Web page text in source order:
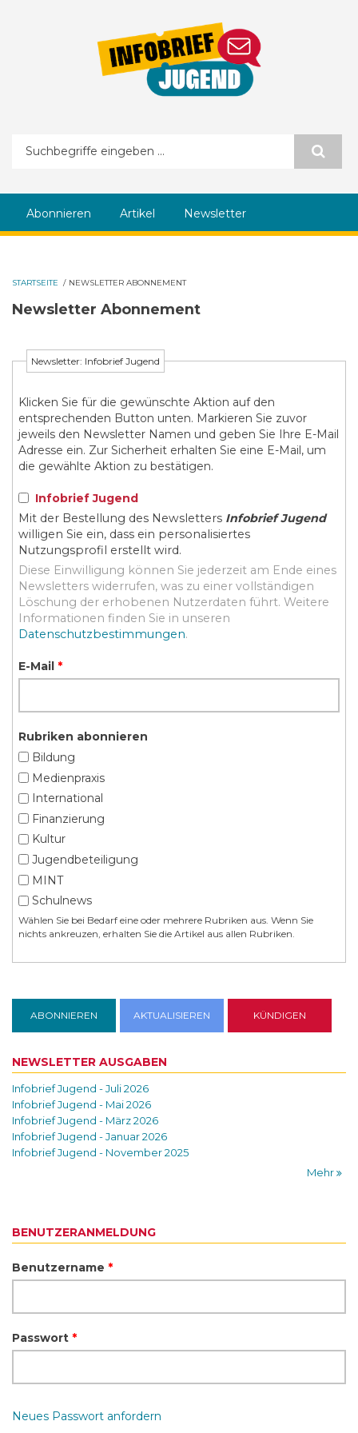
Suchformular
Abonnieren Artikel Newsletter
STARTSEITE / NEWSLETTER ABONNEMENT
Newsletter Abonnement
Newsletter: Infobrief Jugend
Klicken Sie für die gewünschte Aktion auf den
entsprechenden Button unten. Markieren Sie zuvor
jeweils den Newsletter Namen und geben Sie Ihre E-Mail
Adresse ein. Zur Sicherheit erhalten Sie eine E-Mail, um
die gewählte Aktion zu bestätigen.
Infobrief Jugend
Mit der Bestellung des Newsletters Infobrief Jugend
willigen Sie ein, dass ein personalisiertes
Nutzungsprofil erstellt wird.
Diese Einwilligung können Sie jederzeit am Ende eines
Newsletters widerrufen, was zu einer vollständigen
Löschung der erhobenen Nutzerdaten führt. Weitere
Informationen finden Sie in unseren
Datenschutzbestimmungen.
E-Mail *
Rubriken abonnieren
Bildung
Medienpraxis
International
Finanzierung
Kultur
Jugendbeteiligung
MINT
Schulnews
Wählen Sie bei Bedarf eine oder mehrere Rubriken aus. Wenn Sie
nichts ankreuzen, erhalten Sie die Artikel aus allen Rubriken.
NEWSLETTER AUSGABEN
Infobrief Jugend - Juli 2026
Infobrief Jugend - Mai 2026
Infobrief Jugend - März 2026
Infobrief Jugend - Januar 2026
Infobrief Jugend - November 2025
Mehr
BENUTZERANMELDUNG
Benutzername *
Passwort *
Neues Passwort anfordern